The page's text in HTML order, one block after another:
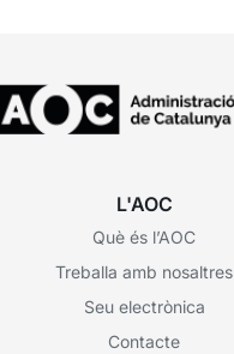
L'AOC
Què és l’AOC
Treballa amb nosaltres
Seu electrònica
Contacte